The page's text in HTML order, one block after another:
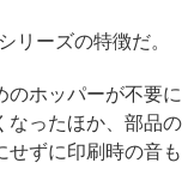
ーズの特徴だ。
ホッパーが不要に
なったほか、部品の
せずに印刷時の音も